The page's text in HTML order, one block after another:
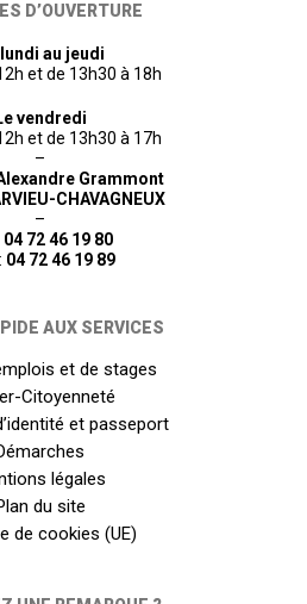
D’OUVERTURE
lundi au jeudi
et de 13h30 à 18h
vendredi
et de 13h30 à 17h
–
Grammont
CHAVAGNEUX
–
04 72 46 19 80
04 72 46 19 89
AUX SERVICES
et de stages
Citoyenneté
et passeport
légales
du site
de cookies (UE)